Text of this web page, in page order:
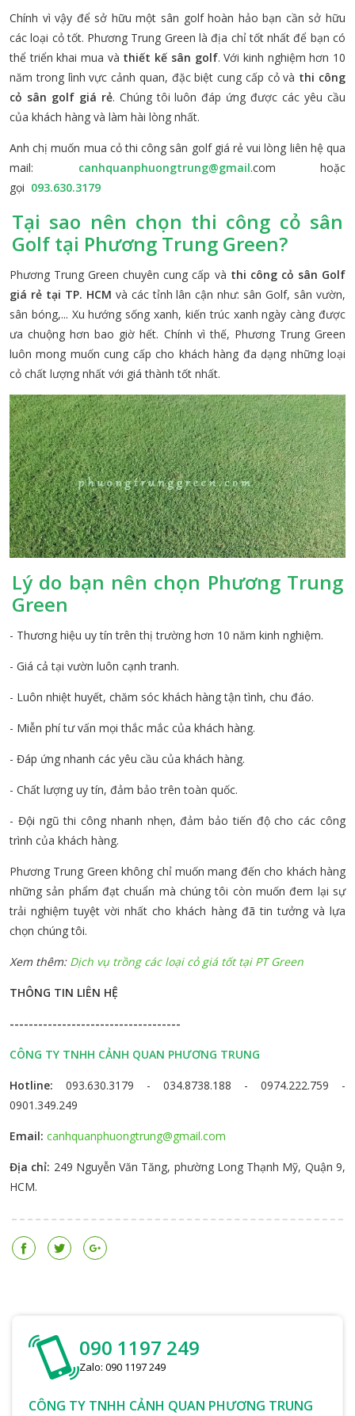
STT TÊN
1
Cỏ Paspalum 1m
3 Cỏ Paspalum
100m
5 Cỏ Paspalum 300m
9 Cỏ Paspalum
Chính vì vậy để sở hữu một sân golf hoàn hảo bạn cần sở hữu
các loại cỏ tốt. Phương Trung Green là địa chỉ tốt nhất để bạn có
thể triển khai mua và thiết kế sân golf. Với kinh nghiệm hơn 10
năm trong lình vực cảnh quan, đặc biệt cung cấp cỏ và thi công
cỏ sân golf giá rẻ. Chúng tôi luôn đáp ứng được các yêu cầu
của khách hàng và làm hài lòng nhất.
Anh chị muốn mua cỏ thi công sân golf giá rẻ vui lòng liên hệ qua
mail: canhquanphuongtrung@gmail.com hoặc
gọi 093.630.3179
Tại sao nên chọn thi công cỏ sân
Golf tại Phương Trung Green?
Phương Trung Green chuyên cung cấp và thi công cỏ sân Golf
giá rẻ tại TP. HCM và các tỉnh lân cận như: sân Golf, sân vườn,
sân bóng,... Xu hướng sống xanh, kiến trúc xanh ngày càng được
ưa chuộng hơn bao giờ hết. Chính vì thế, Phương Trung Green
luôn mong muốn cung cấp cho khách hàng đa dạng những loại
cỏ chất lượng nhất với giá thành tốt nhất.
Lý do bạn nên chọn Phương Trung
Green
- Thương hiệu uy tín trên thị trường hơn 10 năm kinh nghiệm.
- Giá cả tại vườn luôn cạnh tranh.
- Luôn nhiệt huyết, chăm sóc khách hàng tận tình, chu đáo.
- Miễn phí tư vấn mọi thắc mắc của khách hàng.
- Đáp ứng nhanh các yêu cầu của khách hàng.
- Chất lượng uy tín, đảm bảo trên toàn quốc.
- Đội ngũ thi công nhanh nhẹn, đảm bảo tiến độ cho các công
trình của khách hàng.
Phương Trung Green không chỉ muốn mang đến cho khách hàng
những sản phẩm đạt chuẩn mà chúng tôi còn muốn đem lại sự
trải nghiệm tuyệt vời nhất cho khách hàng đã tin tưởng và lựa
chọn chúng tôi.
Xem thêm: Dịch vụ trồng các loại cỏ giá tốt tại PT Green
THÔNG TIN LIÊN HỆ
------------------------------------
CÔNG TY TNHH CẢNH QUAN PHƯƠNG TRUNG
Hotline: 093.630.3179 - 034.8738.188 - 0974.222.759 -
0901.349.249
Email: canhquanphuongtrung@gmail.com
Địa chỉ: 249 Nguyễn Văn Tăng, phường Long Thạnh Mỹ, Quận 9,
HCM.
090 1197 249
Zalo: 090 1197 249
CÔNG TY TNHH CẢNH QUAN PHƯƠNG TRUNG